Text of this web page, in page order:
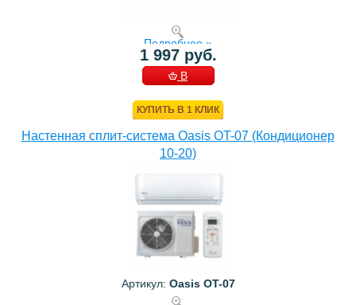
Подробнее »
1 997 руб.
В
КУПИТЬ В 1 КЛИК
Настенная сплит-система Oasis OT-07 (Кондиционер
10-20)
Артикул: Oasis OT-07